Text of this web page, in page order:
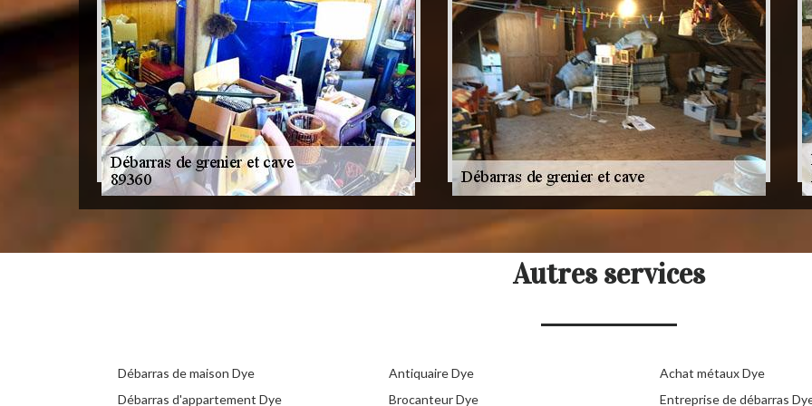
Autres services
Débarras de maison Dye
Débarras d'appartement Dye
Antiquaire Dye
Brocanteur Dye
Achat métaux Dye
Entreprise de débarras